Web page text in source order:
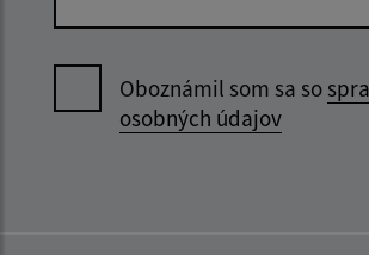
Oboznámil som sa so
osobných údajov